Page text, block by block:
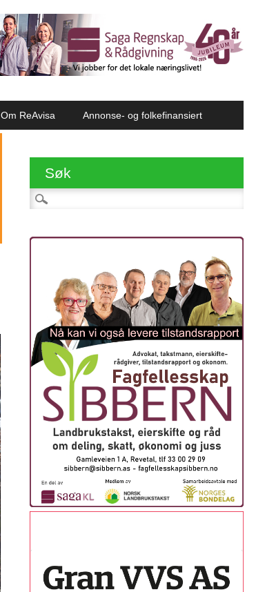
Om ReAvisa Annonse- og folkefinansiert
Søk
Søk etter: